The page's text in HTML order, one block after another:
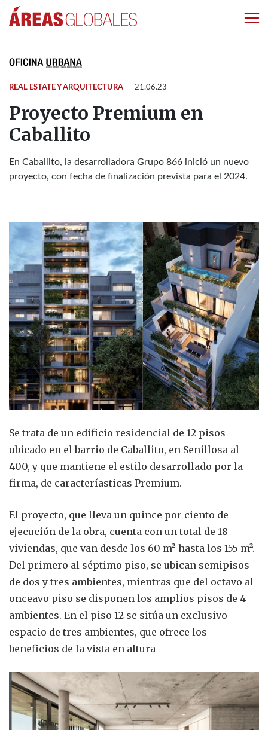
REAL ESTATE Y ARQUITECTURA 21.06.23
Proyecto Premium en
Caballito
En Caballito, la desarrolladora Grupo 866 inició un nuevo
proyecto, con fecha de finalización prevista para el 2024.
Se trata de un edificio residencial de 12 pisos
ubicado en el barrio de Caballito, en Senillosa al
400, y que mantiene el estilo desarrollado por la
firma, de caracteríasticas Premium.
El proyecto, que lleva un quince por ciento de
ejecución de la obra, cuenta con un total de 18
viviendas, que van desde los 60 m² hasta los 155 m².
Del primero al séptimo piso, se ubican semipisos
de dos y tres ambientes, mientras que del octavo al
onceavo piso se disponen los amplios pisos de 4
ambientes. En el piso 12 se sitúa un exclusivo
espacio de tres ambientes, que ofrece los
beneficios de la vista en altura